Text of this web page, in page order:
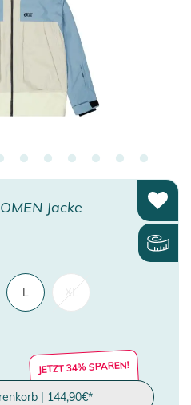
Jacke
L
JETZT 34% SPAREN!
| 144,90€*